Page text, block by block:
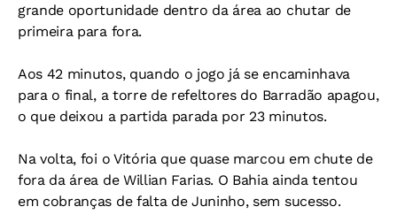
grande oportunidade dentro da área ao chutar de
primeira para fora.
Aos 42 minutos, quando o jogo já se encaminhava
para o final, a torre de refeltores do Barradão apagou,
o que deixou a partida parada por 23 minutos.
Na volta, foi o Vitória que quase marcou em chute de
fora da área de Willian Farias. O Bahia ainda tentou
em cobranças de falta de Juninho, sem sucesso.